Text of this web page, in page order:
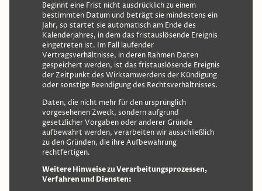
Beginnt eine Frist nicht ausdrücklich zu einem
bestimmten Datum und beträgt sie mindestens ein
Jahr, so startet sie automatisch am Ende des
Kalenderjahres, in dem das fristauslösende Ereignis
eingetreten ist. Im Fall laufender
Vertragsverhältnisse, in deren Rahmen Daten
gespeichert werden, ist das fristauslösende Ereignis
der Zeitpunkt des Wirksamwerdens der Kündigung
oder sonstige Beendigung des Rechtsverhältnisses.
Daten, die nicht mehr für den ursprünglich
vorgesehenen Zweck, sondern aufgrund
gesetzlicher Vorgaben oder anderer Gründe
aufbewahrt werden, verarbeiten wir ausschließlich
zu den Gründen, die ihre Aufbewahrung
rechtfertigen.
Weitere Hinweise zu Verarbeitungsprozessen,
Verfahren und Diensten: